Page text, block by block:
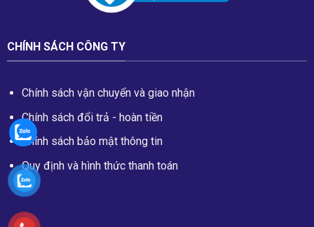
CHÍNH SÁCH CÔNG TY
Chính sách vận chuyển và giao nhận
Chính sách đổi trả - hoàn tiền
Chính sách bảo mật thông tin
Quy định và hình thức thanh toán